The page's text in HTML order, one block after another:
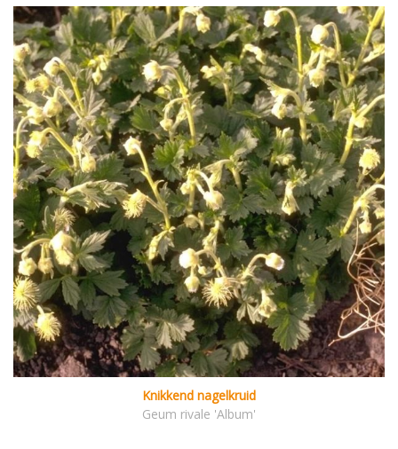
Knikkend nagelkruid
Geum rivale 'Album'